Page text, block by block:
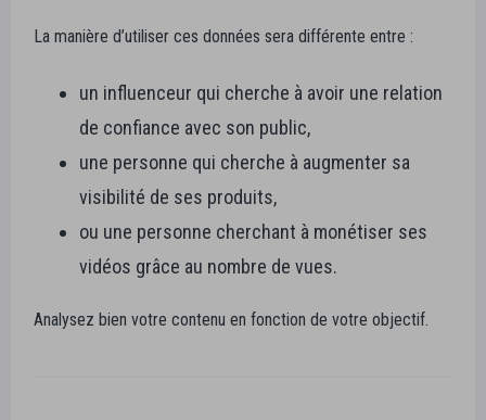
La manière d’utiliser ces données sera différente entre :
un influenceur qui cherche à avoir une relation
de confiance avec son public,
une personne qui cherche à augmenter sa
visibilité de ses produits,
ou une personne cherchant à monétiser ses
vidéos grâce au nombre de vues.
Analysez bien votre contenu en fonction de votre objectif.